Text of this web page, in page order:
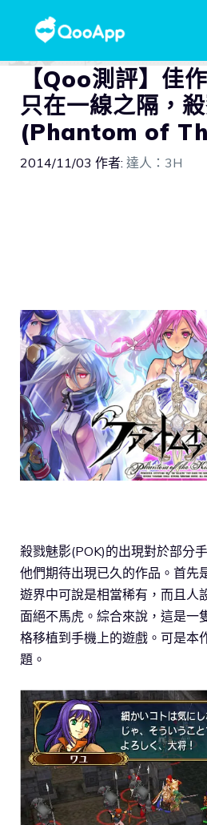
【Qoo測評】佳
只在一線之隔，
(Phantom of
2014/11/03 作者: 達人：3H
殺戮魅影(POK)的出現對於部分
他們期待出現已久的作品。首先
遊界中可說是相當稀有，而且人
面絕不馬虎。綜合來說，這是一
格移植到手機上的遊戲。可是本
題。